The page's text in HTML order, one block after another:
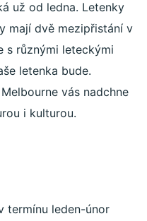
už od ledna. Letenky
mají dvě mezipřistání v
s různými leteckými
letenka bude.
vás nadchne
i kulturou.
termínu leden-únor